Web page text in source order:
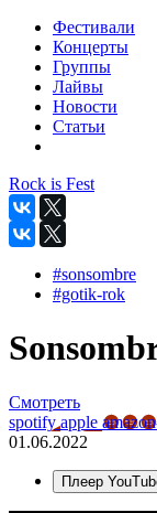
Фестивали
Концерты
Группы
Лайвы
Новости
Статьи
Rock is Fest
#sonsombre
#gotik-rok
Смотреть
spotifyapple
01.06.2022
Плеер